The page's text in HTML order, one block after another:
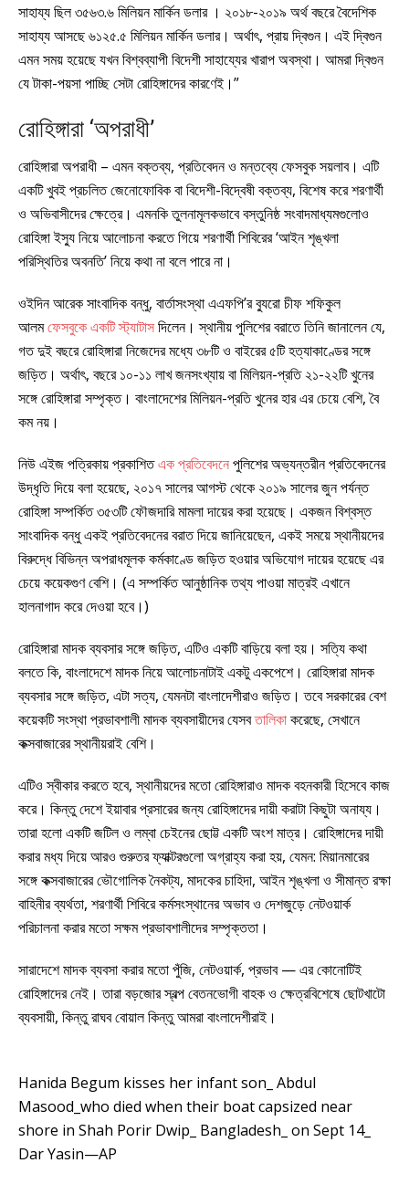
সাহায্য ছিল ৩৫৬৩.৬ মিলিয়ন মা‌র্কিন ডলার । ২০১৮-২০১৯ অ‌র্থ বছরে বৈদেশিক
সাহায্য আসছে ৬১২৫.৫ মিলিয়ন মা‌র্কিন ডলার। অর্থাৎ, প্রায় দ্বিগুন। এই দ্বিগুন
এমন সময় হয়েছে যখন বিশ্বব্যাপী বিদেশী সাহায্যের খারাপ অবস্থা। আমরা দ্বিগুন
যে টাকা-পয়সা পাচ্ছি সেটা রোহিঙ্গাদের কারণেই।”
রোহিঙ্গারা ‘অপরাধী’
রোহিঙ্গারা অপরাধী – এমন বক্তব্য, প্রতিবেদন ও মন্তব্যে ফেসবুক সয়লাব। এটি
একটি খুবই প্রচলিত জেনোফোবিক বা বিদেশী-বিদ্বেষী বক্তব্য, বিশেষ করে শরণার্থী
ও অভিবাসীদের ক্ষেত্রে। এমনকি তুলনামূলকভাবে বস্তুনিষ্ঠ সংবাদমাধ্যমগুলোও
রোহিঙ্গা ইস্যু নিয়ে আলোচনা করতে গিয়ে শরণার্থী শিবিরের ‘আইন শৃঙ্খলা
পরিস্থিতির অবনতি’ নিয়ে কথা না বলে পারে না।
ওইদিন আরেক সাংবাদিক বন্ধু, বার্তাসংস্থা এএফপি’র ব্যুরো চীফ শফিকুল
আলমফেসবুকে একটি স্ট্যাটাসদিলেন। স্থানীয় পুলিশের বরাতে তিনি জানালেন যে,
গত দুই বছরে রোহিঙ্গারা নিজেদের মধ্যে ৩৮টি ও বাইরের ৫টি হত্যাকাণ্ডের সঙ্গে
জড়িত। অর্থাৎ, বছরে ১০-১১ লাখ জনসংখ্যায় বা মিলিয়ন-প্রতি ২১-২২টি খুনের
সঙ্গে রোহিঙ্গারা সম্পৃক্ত। বাংলাদেশের মিলিয়ন-প্রতি খুনের হার এর চেয়ে বেশি, বৈ
কম নয়।
নিউ এইজ পত্রিকায় প্রকাশিতএক প্রতিবেদনেপুলিশের অভ্যন্তরীন প্রতিবেদনের
উদ্ধৃতি দিয়ে বলা হয়েছে, ২০১৭ সালের আগস্ট থেকে ২০১৯ সালের জুন পর্যন্ত
রোহিঙ্গা সম্পর্কিত ৩৫৩টি ফৌজদারি মামলা দায়ের করা হয়েছে। একজন বিশ্বস্ত
সাংবাদিক বন্ধু একই প্রতিবেদনের বরাত দিয়ে জানিয়েছেন, একই সময়ে স্থানীয়দের
বিরুদ্ধে বিভিন্ন অপরাধমূলক কর্মকাণ্ডে জড়িত হওয়ার অভিযোগ দায়ের হয়েছে এর
চেয়ে কয়েকগুণ বেশি। (এ সম্পর্কিত আনুষ্ঠানিক তথ্য পাওয়া মাত্রই এখানে
হালনাগাদ করে দেওয়া হবে।)
রোহিঙ্গারা মাদক ব্যবসার সঙ্গে জড়িত, এটিও একটি বাড়িয়ে বলা হয়। সত্যি কথা
বলতে কি, বাংলাদেশে মাদক নিয়ে আলোচনাটাই একটু একপেশে। রোহিঙ্গারা মাদক
ব্যবসার সঙ্গে জড়িত, এটা সত্য, যেমনটা বাংলাদেশীরাও জড়িত। তবে সরকারের বেশ
কয়েকটি সংস্থা প্রভাবশালী মাদক ব্যবসায়ীদের যেসবতালিকাকরেছে, সেখানে
কক্সবাজারের স্থানীয়রাই বেশি।
এটিও স্বীকার করতে হবে, স্থানীয়দের মতো রোহিঙ্গারাও মাদক বহনকারী হিসেবে কাজ
করে। কিন্তু দেশে ইয়াবার প্রসারের জন্য রোহিঙ্গাদের দায়ী করাটা কিছুটা অনায্য।
তারা হলো একটি জটিল ও লম্বা চেইনের ছোট্ট একটি অংশ মাত্র। রোহিঙ্গাদের দায়ী
করার মধ্য দিয়ে আরও গুরুতর ফ্যাক্টরগুলো অগ্রাহ্য করা হয়, যেমন: মিয়ানমারের
সঙ্গে কক্সবাজারের ভৌগোলিক নৈকট্য, মাদকের চাহিদা, আইন শৃঙ্খলা ও সীমান্ত রক্ষা
বাহিনীর ব্যর্থতা, শরণার্থী শিবিরে কর্মসংস্থানের অভাব ও দেশজুড়ে নেটওয়ার্ক
পরিচালনা করার মতো সক্ষম প্রভাবশালীদের সম্পৃক্ততা।
সারাদেশে মাদক ব্যবসা করার মতো পুঁজি, নেটওয়ার্ক, প্রভাব — এর কোনোটিই
রোহিঙ্গাদের নেই। তারা বড়জোর স্বল্প বেতনভোগী বাহক ও ক্ষেত্রবিশেষে ছোটখাটো
ব্যবসায়ী, কিন্তু রাঘব বোয়াল কিন্তু আমরা বাংলাদেশীরাই।
Hanida Begum kisses her infant son_ Abdul
Masood_who died when their boat capsized near
shore in Shah Porir Dwip_ Bangladesh_ on Sept 14_
Dar Yasin—AP